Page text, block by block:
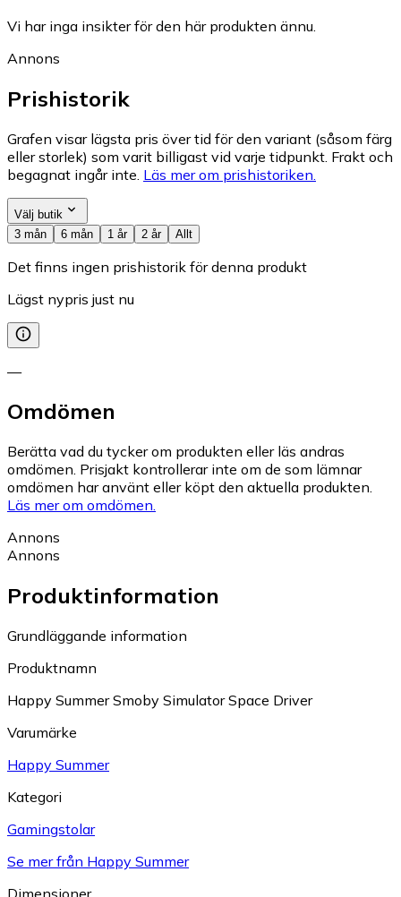
Vi har inga insikter för den här produkten ännu.
Annons
Prishistorik
Grafen visar lägsta pris över tid för den variant (såsom färg
eller storlek) som varit billigast vid varje tidpunkt. Frakt och
begagnat ingår inte. Läs mer om prishistoriken.
Välj butik
3 mån
6 mån 1 år 2 år Allt
Det finns ingen prishistorik för denna produkt
Lägst nypris just nu
—
Omdömen
Berätta vad du tycker om produkten eller läs andras
omdömen. Prisjakt kontrollerar inte om de som lämnar
omdömen har använt eller köpt den aktuella produkten.
Läs mer om omdömen.
Annons
Annons
Produktinformation
Grundläggande information
Produktnamn
Happy Summer Smoby Simulator Space Driver
Varumärke
Happy Summer
Kategori
Gamingstolar
Se mer från Happy Summer